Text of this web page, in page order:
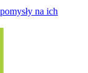
na ich